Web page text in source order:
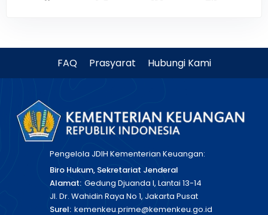
FAQ Prasyarat Hubungi Kami
Pengelola JDIH Kementerian Keuangan:
Biro Hukum, Sekretariat Jenderal
Alamat: Gedung Djuanda I, Lantai 13-14
Jl. Dr. Wahidin Raya No 1, Jakarta Pusat
Surel: kemenkeu.prime@kemenkeu.go.id